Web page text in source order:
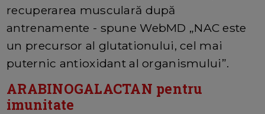
recuperarea musculară după
antrenamente - spune WebMD „NAC este
un precursor al glutationului, cel mai
puternic antioxidant al organismului”.
ARABINOGALACTAN pentru
imunitate